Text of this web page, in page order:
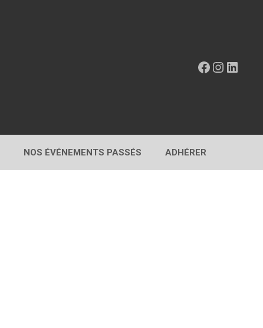
Facebook
NOS ÉVÉNEMENTS PASSÉS ADHÉRER